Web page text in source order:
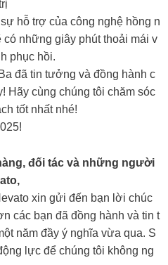
hỗ trợ của công nghệ hồng n
những giây phút thoải mái v
phục hồi.
đã tin tưởng và đồng hành c
Hãy cùng chúng tôi chăm sóc
tốt nhất nhé!
đối tác và những người
xin gửi đến bạn lời chúc
các bạn đã đồng hành và tin t
năm đầy ý nghĩa vừa qua. S
lực để chúng tôi không ng